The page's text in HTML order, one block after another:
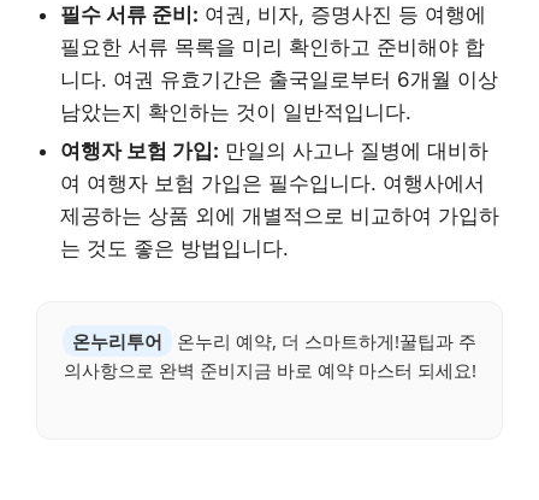
필수 서류 준비: 여권, 비자, 증명사진 등 여행에
필요한 서류 목록을 미리 확인하고 준비해야 합
니다. 여권 유효기간은 출국일로부터 6개월 이상
남았는지 확인하는 것이 일반적입니다.
여행자 보험 가입: 만일의 사고나 질병에 대비하
여 여행자 보험 가입은 필수입니다. 여행사에서
제공하는 상품 외에 개별적으로 비교하여 가입하
는 것도 좋은 방법입니다.
온누리투어
온누리 예약, 더 스마트하게!꿀팁과 주
의사항으로 완벽 준비지금 바로 예약 마스터 되세요!